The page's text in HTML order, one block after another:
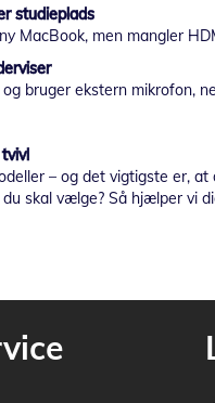
studieplads
MacBook, men mangler
og bruger ekstern mikrofon,
– og det vigtigste er,
du skal vælge? Så hjælper vi